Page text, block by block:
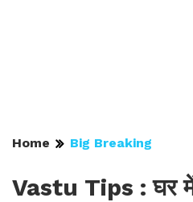
Home Big Breaking
Vastu Tips : घर में